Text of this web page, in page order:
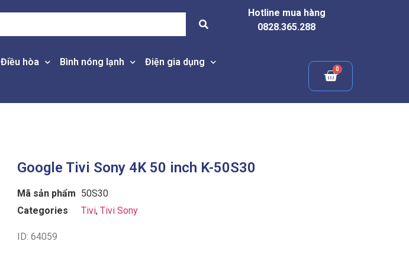
Hotline mua hàng
0828.365.288
Điều hòa Bình nóng lạnh Điện gia dụng
Google Tivi Sony 4K 50 inch K-50S30
Mã sản phẩm 50S30
Categories
Tivi, Tivi Sony
ID: 64059